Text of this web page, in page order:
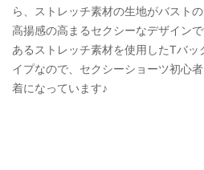
ら、ストレッチ素材の生地がバスト
高揚感の高まるセクシーなデザイン
あるストレッチ素材を使用したTバッ
イプなので、セクシーショーツ初心
着になっています♪